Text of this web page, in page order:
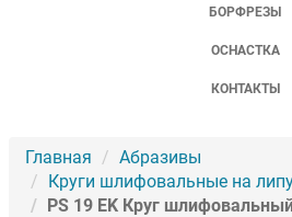
БОРФРЕЗЫ
ОСНАСТКА
КОНТАКТЫ
Главная
Абразивы
Круги шлифовальные на
PS 19 EK Круг